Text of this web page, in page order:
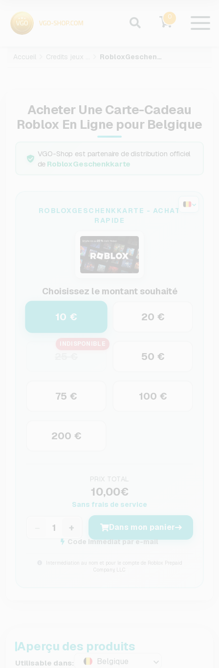
0
Accueil Credits jeux video RobloxGeschenkkarte
Acheter Une Carte-Cadeau
Roblox En Ligne pour Belgique
VGO-Shop est partenaire de distribution officiel
de RobloxGeschenkkarte
ROBLOXGESCHENKKARTE - ACHAT
RAPIDE
Choisissez le montant souhaité
10 € 20 €
INDISPONIBLE
50 €
75 € 100 €
200 €
PRIX TOTAL
10,00€
Sans frais de service
+ Dans mon panier
Code immédiat par e-mail
Intermédiation au nom et pour le compte de Roblox Prepaid
Company, LLC
Aperçu des produits
Utilisable dans: Belgique